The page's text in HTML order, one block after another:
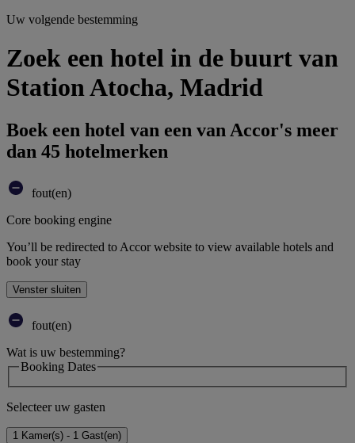
Uw volgende bestemming
Zoek een hotel in de buurt van
Station Atocha, Madrid
Boek een hotel van een van Accor's meer
dan 45 hotelmerken
fout(en)
Core booking engine
You’ll be redirected to Accor website to view available hotels and
book your stay
Venster sluiten
fout(en)
Wat is uw bestemming?
Booking Dates
Selecteer uw gasten
1 Kamer(s) - 1 Gast(en)